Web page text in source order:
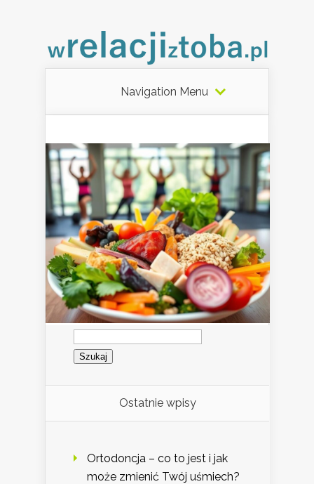
Navigation Menu
Szukaj:
Ostatnie wpisy
Ortodoncja – co to jest i jak
może zmienić Twój uśmiech?